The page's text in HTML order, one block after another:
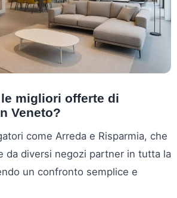
migliori offerte di
Veneto?
come Arreda e Risparmia, che
da diversi negozi partner in tutta la
un confronto semplice e